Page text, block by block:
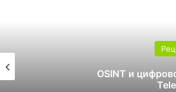
OSINT и цифровой след